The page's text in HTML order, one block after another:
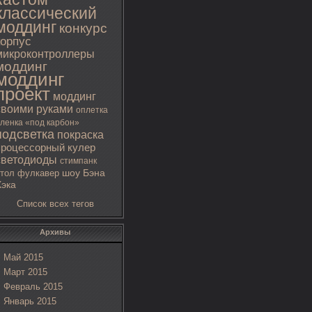
конкурс
моддинг
руками оплетка
«под карбон»
покраска
кулер
стимпанк
фулкавер шоу Бэна
Список всех тегов
Архивы
Май 2015
Март 2015
Февраль 2015
Январь 2015